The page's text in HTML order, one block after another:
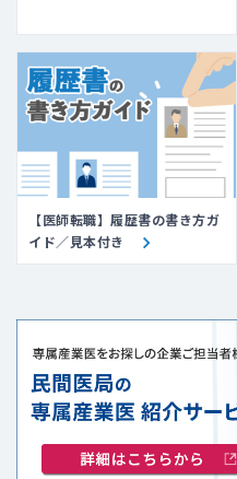
【医師転職】履歴書の書き方ガ
イド／見本付き